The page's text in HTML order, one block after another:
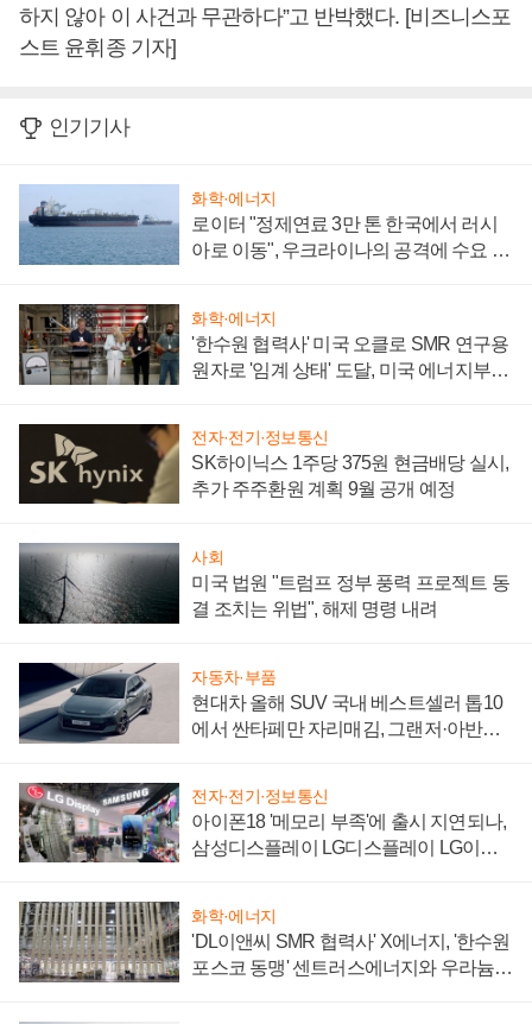
하지 않아 이 사건과 무관하다”고 반박했다. [비즈니스포
스트 윤휘종 기자]
인기기사
화학·에너지
로이터 "정제연료 3만 톤 한국에서 러시
아로 이동", 우크라이나의 공격에 수요 늘
화학·에너지
'한수원 협력사' 미국 오클로 SMR 연구용
원자로 '임계 상태' 도달, 미국 에너지부
전자·전기·정보통신
SK하이닉스 1주당 375원 현금배당 실시,
추가 주주환원 계획 9월 공개 예정
사회
미국 법원 "트럼프 정부 풍력 프로젝트 동
결 조치는 위법", 해제 명령 내려
자동차·부품
현대차 올해 SUV 국내 베스트셀러 톱10
에서 싼타페만 자리매김, 그랜저·아반떼
전자·전기·정보통신
아이폰18 '메모리 부족'에 출시 지연되나,
삼성디스플레이 LG디스플레이 LG이노
화학·에너지
'DL이앤씨 SMR 협력사' X에너지, '한수원
포스코 동맹' 센트러스에너지와 우라늄